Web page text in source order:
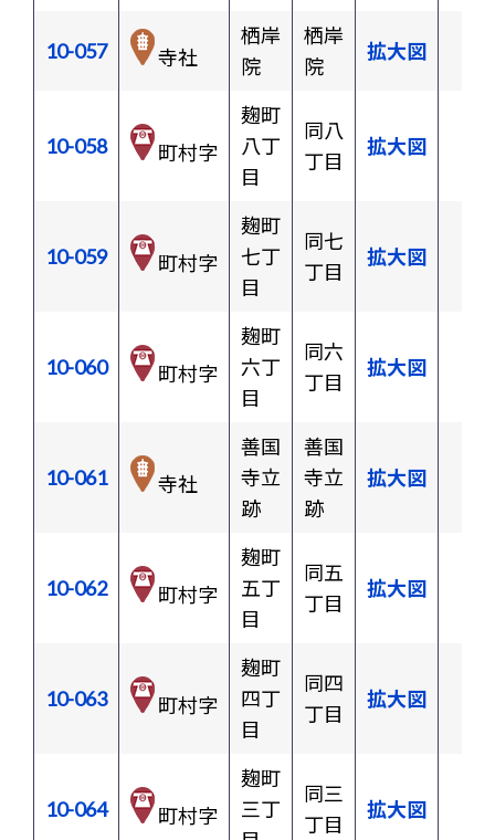
10-057 寺社
栖岸
院
栖岸
院
拡大図
10-058 町村字
麹町
八丁
目
同八
丁目
拡大図
10-059 町村字
麹町
七丁
目
同七
丁目
拡大図
10-060 町村字
麹町
六丁
目
同六
丁目
拡大図
10-061 寺社
善国
寺立
跡
善国
寺立
跡
拡大図
10-062 町村字
麹町
五丁
目
同五
丁目
拡大図
10-063 町村字
麹町
四丁
目
同四
丁目
拡大図
10-064 町村字
麹町
三丁
同三
丁目
拡大図